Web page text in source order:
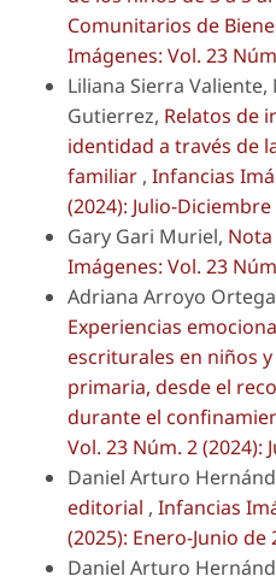
Comunitarios de
Imágenes: Vol. 23
Liliana Sierra Valiente,
Gutierrez, Relatos de
identidad a través de
familiar , Infancias
(2024): Julio-Diciembre
Gary Gari Muriel,
Imágenes: Vol. 23
Adriana Arroyo
Experiencias
escriturales en niños
primaria, desde el
durante el
Vol. 23 Núm. 2 (2024):
Daniel Arturo
editorial , Infancias
(2025): Enero-Junio de
Daniel Arturo